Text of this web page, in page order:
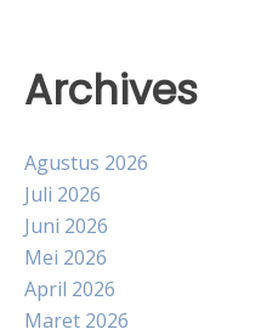
Archives
Agustus 2026
Juli 2026
Juni 2026
Mei 2026
April 2026
Maret 2026